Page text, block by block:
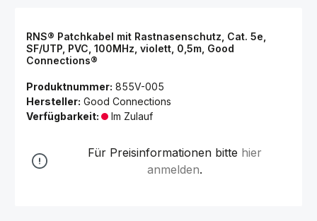
RNS® Patchkabel mit Rastnasenschutz, Cat. 5e,
SF/UTP, PVC, 100MHz, violett, 0,5m, Good
Connections®
Produktnummer: 855V-005
Hersteller: Good Connections
Verfügbarkeit:
Im Zulauf
Für Preisinformationen bitte hier
anmelden.